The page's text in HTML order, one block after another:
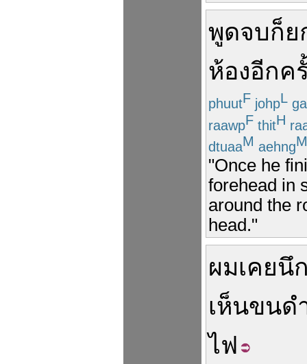
พูดจบก็ย
ห้องอีกค
phuutF johpL
raawpF thitH
dtuaaM aehngM
"Once he
forehead in
around the
head."
ผมเคยนึ
เห็นขนด
ไฟ